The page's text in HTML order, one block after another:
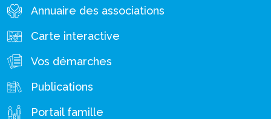
Annuaire des associations
Carte interactive
Vos démarches
Publications
Portail famille